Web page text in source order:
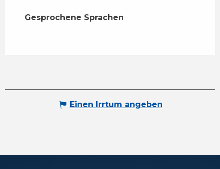
Gesprochene Sprachen
Gesprochene Sprachen
Einen Irrtum angeben